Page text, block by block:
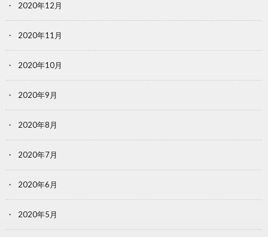
2020年12月
2020年11月
2020年10月
2020年9月
2020年8月
2020年7月
2020年6月
2020年5月